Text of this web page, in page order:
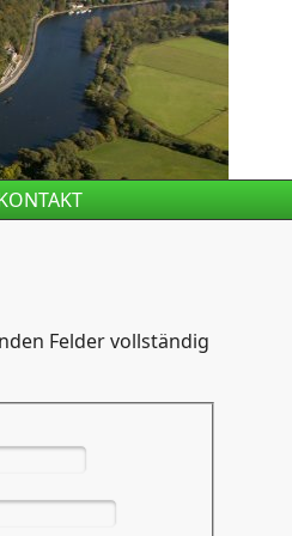
Felder vollständig